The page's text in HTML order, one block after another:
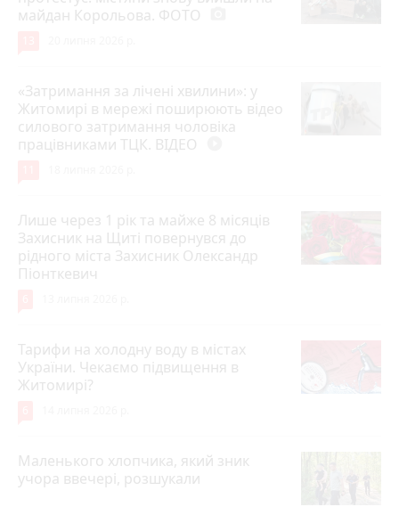
майдан Корольова. ФОТО
«Затримання за лічені хвилини»: у
Житомирі в мережі поширюють відео
силового затримання чоловіка
працівниками ТЦК. ВІДЕО
Лише через 1 рік та майже 8 місяців
Захисник на Щиті повернувся до
рідного міста Захисник Олександр
Піонткевич
Тарифи на холодну воду в містах
України. Чекаємо підвищення в
Житомирі?
Маленького хлопчика, який зник
учора ввечері, розшукали